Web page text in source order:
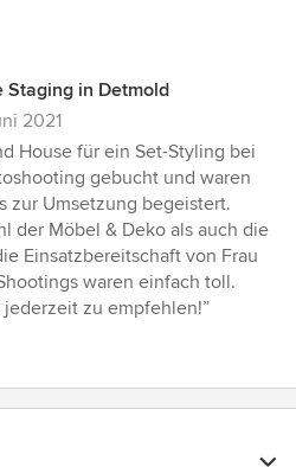
Staging in Detmold
2021
House für ein Set-Styling bei
gebucht und waren
zur Umsetzung begeistert.
der Möbel & Deko als auch die
Einsatzbereitschaft von Frau
waren einfach toll.
zu empfehlen!”